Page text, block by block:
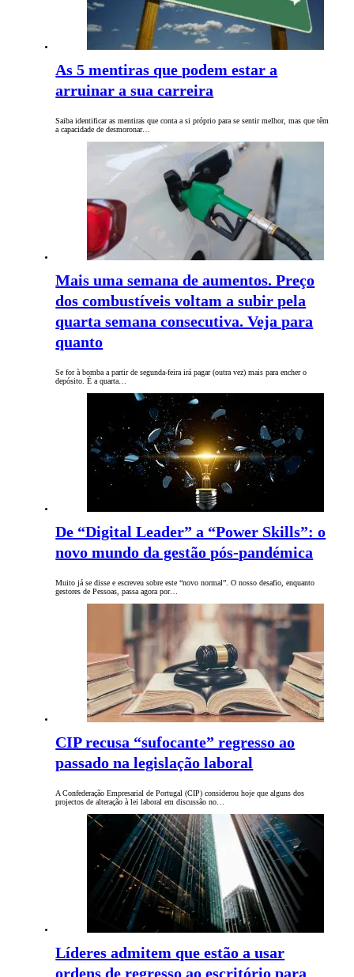
As 5 mentiras que podem estar a
arruinar a sua carreira
Saiba identificar as mentiras que conta a si próprio para se sentir melhor, mas que têm
a capacidade de desmoronar…
Mais uma semana de aumentos. Preço
dos combustíveis voltam a subir pela
quarta semana consecutiva. Veja para
quanto
Se for à bomba a partir de segunda-feira irá pagar (outra vez) mais para encher o
depósito. É a quarta…
De “Digital Leader” a “Power Skills”: o
novo mundo da gestão pós-pandémica
Muito já se disse e escreveu sobre este “novo normal”. O nosso desafio, enquanto
gestores de Pessoas, passa agora por…
CIP recusa “sufocante” regresso ao
passado na legislação laboral
A Confederação Empresarial de Portugal (CIP) considerou hoje que alguns dos
projectos de alteração à lei laboral em discussão no…
Líderes admitem que estão a usar
ordens de regresso ao escritório para